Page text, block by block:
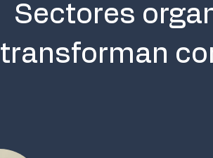
Sectores
transforman